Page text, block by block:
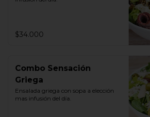
$34.000
Combo Sensación
Griega
Ensalada griega con sopa a elección
mas infusión del día.